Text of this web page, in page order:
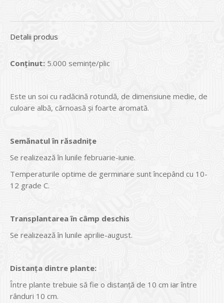
Detalii produs
Conținut: 5.000 seminţe/plic
Este un soi cu radăcină rotundă, de dimensiune medie, de
culoare albă, cărnoasă şi foarte aromată.
Semănatul în răsadniţe
Se realizează în lunile februarie-iunie.
Temperaturile optime de germinare sunt începând cu 10-
12 grade C.
Transplantarea în câmp deschis
Se realizează în lunile aprilie-august.
Distanţa dintre plante:
Între plante trebuie să fie o distanţă de 10 cm iar între
rânduri 10 cm.